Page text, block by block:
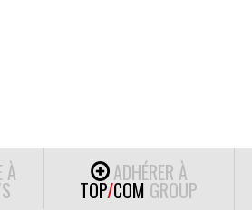
À ADHÉRER À
TOP/COM GROUP